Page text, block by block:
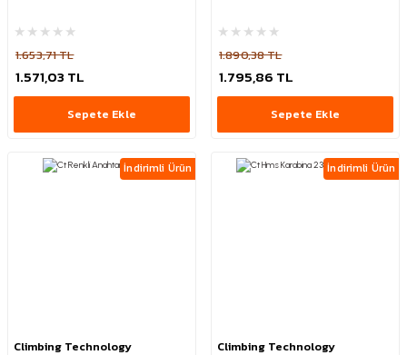
1.653,71 TL
1.571,03 TL
Sepete Ekle
1.890,38 TL
1.795,86 TL
Sepete Ekle
İndirimli Ürün
Climbing Technology
İndirimli Ürün
Climbing Technology